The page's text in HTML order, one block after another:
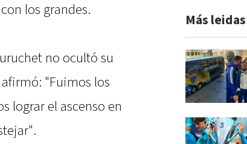
los grandes.
no ocultó su
"Fuimos los
lograr el ascenso en
Más